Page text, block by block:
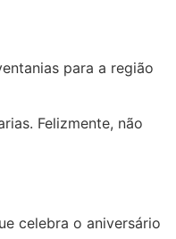
para a região
Felizmente, não
celebra o aniversário